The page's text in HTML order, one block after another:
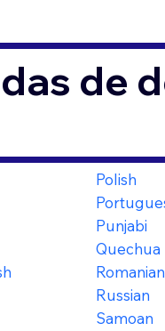
de
Polish
Punjabi
Quechua
Romanian
Russian
Samoan